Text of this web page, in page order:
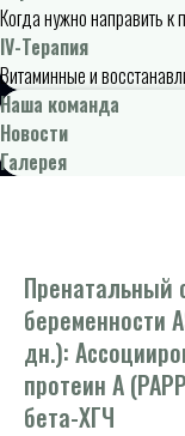
Когда нужно направить к
IV-Терапия
Витаминные и
Наша команда
Новости
Галерея
Пренатальный
беременности
дн.):
протеин А
бета-ХГЧ